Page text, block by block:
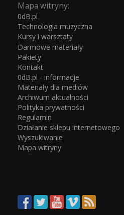
Mapa witryny:
0dB.pl
Technologia muzyczna
Kursy i warsztaty
Darmowe materiały
Pakiety
Kontakt
0dB.pl - informacje
Materiały dla mediów
Archiwum aktualności
Polityka prywatności
Regulamin
Działanie sklepu internetowego
Wyszukiwanie
Mapa witryny